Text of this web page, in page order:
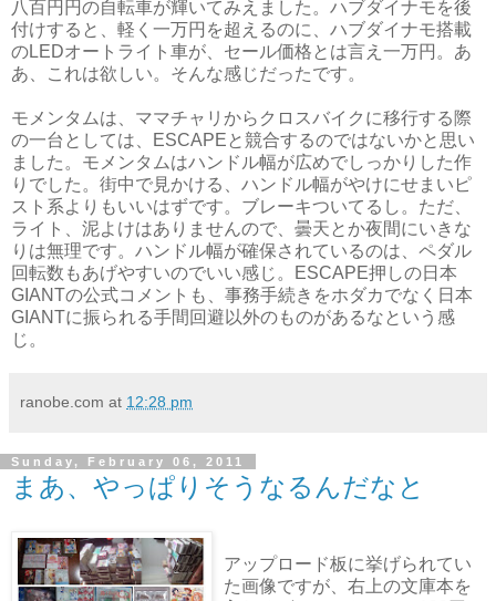
八百円円の自転車が輝いてみえました。ハブダイナモを後
付けすると、軽く一万円を超えるのに、ハブダイナモ搭載
のLEDオートライト車が、セール価格とは言え一万円。あ
あ、これは欲しい。そんな感じだったです。
モメンタムは、ママチャリからクロスバイクに移行する際
の一台としては、ESCAPEと競合するのではないかと思い
ました。モメンタムはハンドル幅が広めでしっかりした作
りでした。街中で見かける、ハンドル幅がやけにせまいピ
スト系よりもいいはずです。ブレーキついてるし。ただ、
ライト、泥よけはありませんので、曇天とか夜間にいきな
りは無理です。ハンドル幅が確保されているのは、ペダル
回転数もあげやすいのでいい感じ。ESCAPE押しの日本
GIANTの公式コメントも、事務手続きをホダカでなく日本
GIANTに振られる手間回避以外のものがあるなという感
じ。
ranobe.com at 12:28 pm
Sunday, February 06, 2011
まあ、やっぱりそうなるんだなと
アップロード板に挙げられてい
た画像ですが、右上の文庫本を